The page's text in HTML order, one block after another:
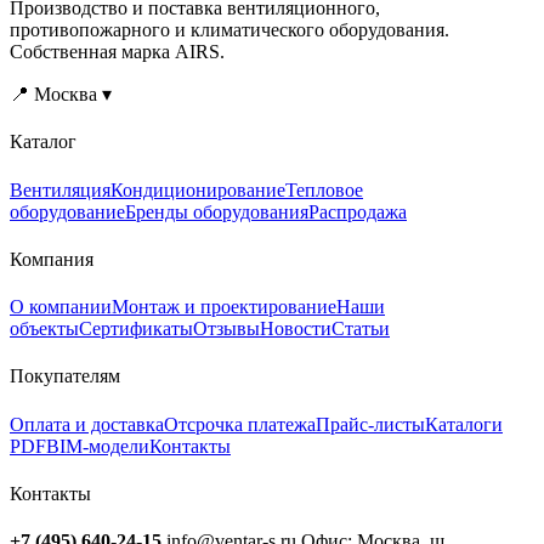
Производство и поставка вентиляционного,
противопожарного и климатического оборудования.
Собственная марка AIRS.
📍 Москва ▾
Каталог
ВентиляцияКондиционированиеТепловое
оборудованиеБренды оборудованияРаспродажа
Компания
О компанииМонтаж и проектированиеНаши
объектыСертификатыОтзывыНовостиСтатьи
Покупателям
Оплата и доставкаОтсрочка платежаПрайс-листыКаталоги
PDFBIM-моделиКонтакты
Контакты